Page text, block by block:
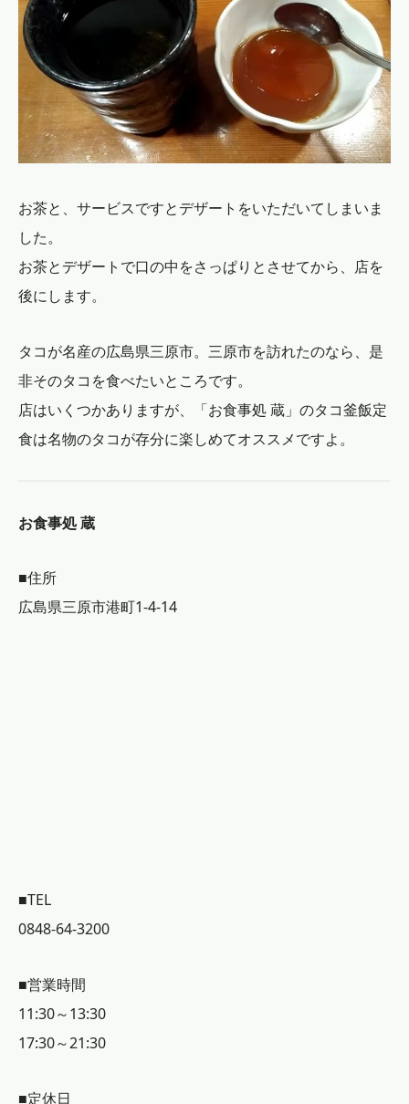
お茶と、サービスですとデザートをいただいてしまいま
した。
お茶とデザートで口の中をさっぱりとさせてから、店を
後にします。
タコが名産の広島県三原市。三原市を訪れたのなら、是
非そのタコを食べたいところです。
店はいくつかありますが、「お食事処 蔵」のタコ釜飯定
食は名物のタコが存分に楽しめてオススメですよ。
お食事処 蔵
■住所
広島県三原市港町1-4-14
■TEL
0848-64-3200
■営業時間
11:30～13:30
17:30～21:30
■定休日